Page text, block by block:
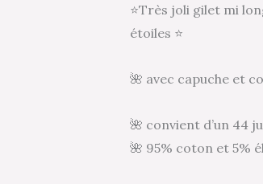
⭐️Très joli gilet mi
étoiles ⭐️
🌺 avec capuche et
🌺 convient d’un 44
🌺 95% coton et 5%
unique
jusqu'au